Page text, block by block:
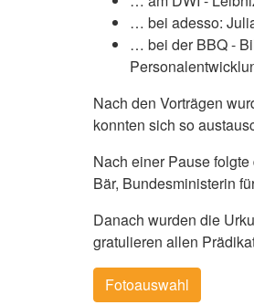
… bei adesso:
… bei der BBQ -
Nach den Vorträgen
konnten sich so
Nach einer Pause
Bär, Bundesministerin
Danach wurden die
gratulieren allen
Fotoauswahl